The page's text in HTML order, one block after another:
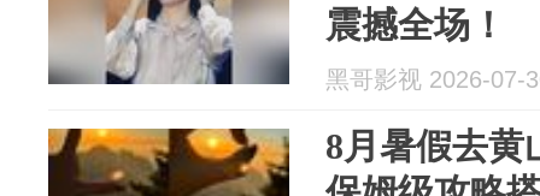
震撼全场！
黑哥影视 2026-07-
8月暑假去黄